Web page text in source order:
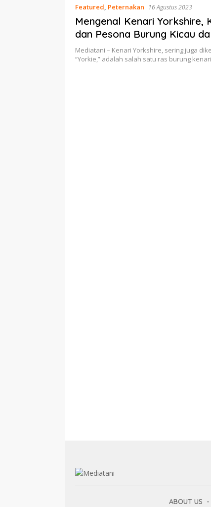
Featured, Peternakan 16 Agustus 2023
Mengenal Kenari Yorkshire,
dan Pesona Burung Kicau
Paket
Mediatani – Kenari Yorkshire, sering juga
“Yorkie,” adalah salah satu ras burung
ABOUT US